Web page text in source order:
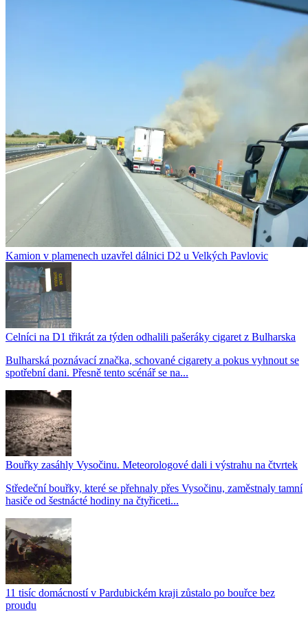
Kamion v plamenech uzavřel dálnici D2 u Velkých Pavlovic
Celníci na D1 třikrát za týden odhalili pašeráky cigaret z Bulharska
Bulharská poznávací značka, schované cigarety a pokus vyhnout se
spotřební dani. Přesně tento scénář se na...
Bouřky zasáhly Vysočinu. Meteorologové dali i výstrahu na čtvrtek
Středeční bouřky, které se přehnaly přes Vysočinu, zaměstnaly tamní
hasiče od šestnácté hodiny na čtyřiceti...
11 tisíc domácností v Pardubickém kraji zůstalo po bouřce bez
proudu